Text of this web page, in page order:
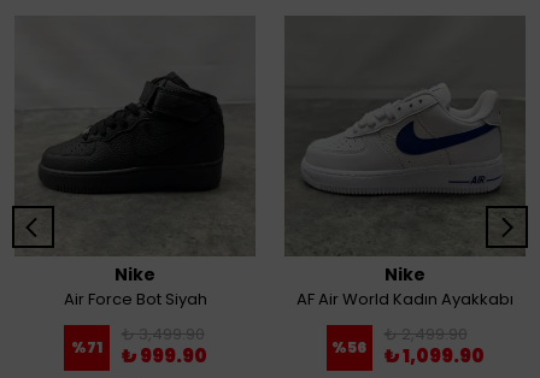
Nike
Air Force Bot Siyah
%71
₺ 3,499.90
₺ 999.90
Nike
AF Air World Kadın Ayakkabı
%56
₺ 2,499.90
₺ 1,099.90